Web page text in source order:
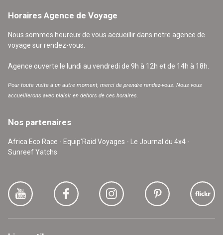
Horaires Agence de Voyage
Nous sommes heureux de vous accueillir dans notre agence de
voyage sur rendez-vous.
Agence ouverte le lundi au vendredi de 9h à 12h et de 14h à 18h.
Pour toute visite à un autre moment, merci de prendre rendez-vous. Nous vous
accueillerons avec plaisir en dehors de ces horaires.
Nos partenaires
Africa Eco Race - Equip'Raid Voyages - Le Journal du 4x4 -
Sunreef Yatchs